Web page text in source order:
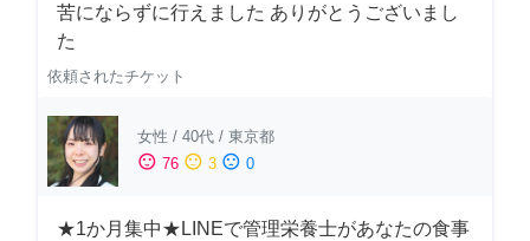
苦にならずに行えました ありがとうございまし
た
依頼されたチケット
女性 / 40代 / 東京都
sentiment_satisfied 76 sentiment_neutral 3 sentiment_dissatisfied 0
★1か月集中★LINEで管理栄養士があなたの食事